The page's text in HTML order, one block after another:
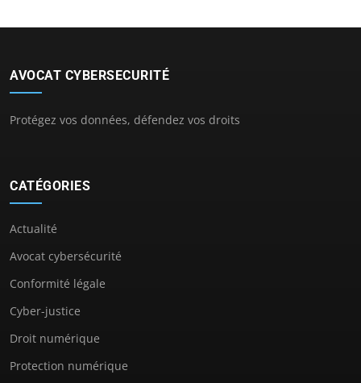
AVOCAT CYBERSECURITÉ
Protégez vos données, défendez vos droits
CATÉGORIES
Actualité
Avocat cybersécurité
Conformité légale
Cyber-justice
Droit numérique
Protection numérique